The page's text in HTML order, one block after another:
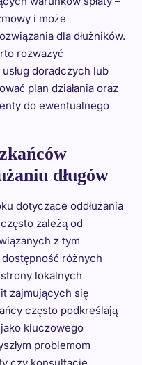
i może
dla dłużników.
rozważyć
doradczych lub
plan działania oraz
do ewentualnego
długów
dotyczące oddłużania
zależą od
z tym
różnych
lokalnych
zajmujących się
często podkreślają
kluczowego
problemom